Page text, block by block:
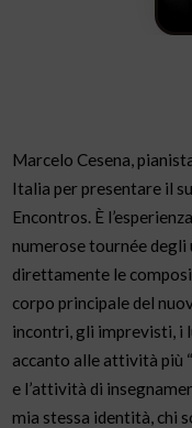
Marcelo Cesena,
Italia per presentare il
Encontros. È
numerose tournée
direttamente le
corpo principale del
incontri, gli imprevisti, i
accanto alle attività più
e l’attività di
mia stessa identità, chi